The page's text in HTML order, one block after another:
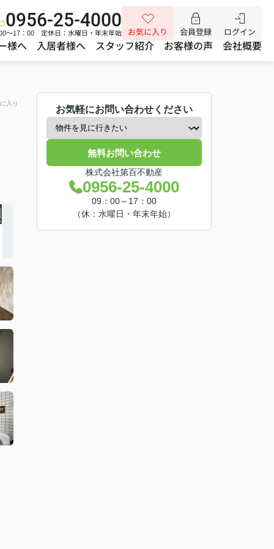
0956-25-4000
～17：00 定休日：水曜日・年末年始 お気に入り 会員登録 ログイン
様へ 入居者様へ スタッフ紹介 お客様の声 会社概要
入り
お気軽にお問い合わせください
無料お問い合わせ
株式会社第百不動産
0956-25-4000
09：00～17：00
（休：水曜日・年末年始）